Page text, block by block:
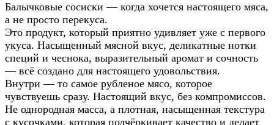
Балычковые сосиски — когда хочется настоящего мяса,
а не просто перекуса.
Это продукт, который приятно удивляет уже с первого
укуса. Насыщенный мясной вкус, деликатные нотки
специй и чеснока, выразительный аромат и сочность
— всё создано для настоящего удовольствия.
Внутри — то самое рубленое мясо, которое
чувствуешь сразу. Настоящий вкус, без компромиссов.
Не однородная масса, а плотная, насыщенная текстура
с кусочками, которая подчёркивает качество и делает